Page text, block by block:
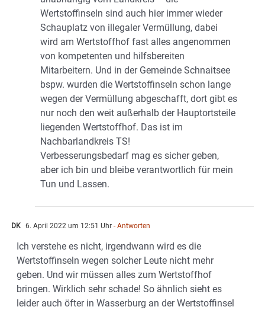
Wertstoffinseln sind auch hier immer wieder
Schauplatz von illegaler Vermüllung, dabei
wird am Wertstoffhof fast alles angenommen
von kompetenten und hilfsbereiten
Mitarbeitern. Und in der Gemeinde Schnaitsee
bspw. wurden die Wertstoffinseln schon lange
wegen der Vermüllung abgeschafft, dort gibt es
nur noch den weit außerhalb der Hauptortsteile
liegenden Wertstoffhof. Das ist im
Nachbarlandkreis TS!
Verbesserungsbedarf mag es sicher geben,
aber ich bin und bleibe verantwortlich für mein
Tun und Lassen.
DK 6. April 2022 um 12:51 Uhr - Antworten
Ich verstehe es nicht, irgendwann wird es die
Wertstoffinseln wegen solcher Leute nicht mehr
geben. Und wir müssen alles zum Wertstoffhof
bringen. Wirklich sehr schade! So ähnlich sieht es
leider auch öfter in Wasserburg an der Wertstoffinsel